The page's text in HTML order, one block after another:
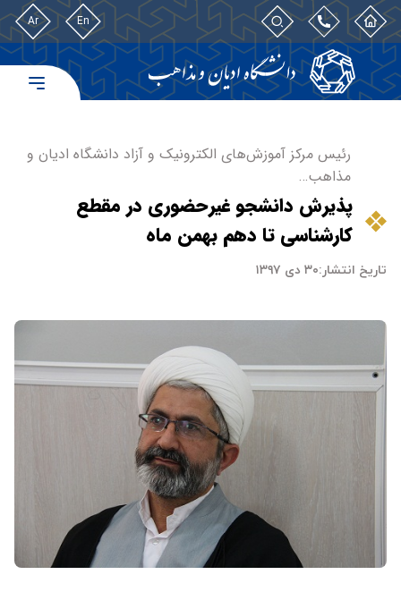
En
Ar
رئیس مرکز آموزش‌های الکترونیک و آزاد دانشگاه ادیان و
مذاهب…
پذیرش دانشجو غیرحضوری در مقطع
کارشناسی تا دهم بهمن ماه
تاریخ انتشار:۳۰ دی ۱۳۹۷